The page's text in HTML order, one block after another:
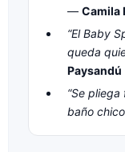
— Camila
“El Baby
queda
Paysandú
“Se
baño